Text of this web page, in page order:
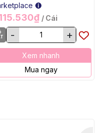
/ Cái
- +
Xem nhanh
Mua ngay